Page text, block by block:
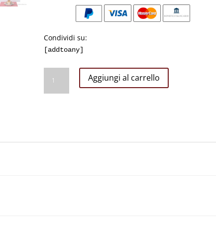
Condividi su:
[addtoany]
Con
Gli
Aggiungi al carrello